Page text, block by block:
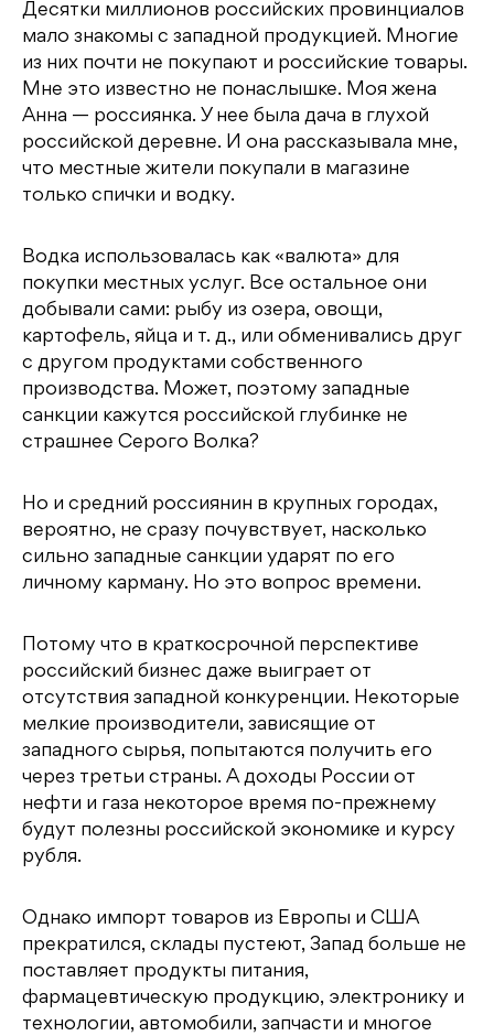
Десятки миллионов российских провинциалов
мало знакомы с западной продукцией. Многие
из них почти не покупают и российские товары.
Мне это известно не понаслышке. Моя жена
Анна — россиянка. У нее была дача в глухой
российской деревне. И она рассказывала мне,
что местные жители покупали в магазине
только спички и водку.
Водка использовалась как «валюта» для
покупки местных услуг. Все остальное они
добывали сами: рыбу из озера, овощи,
картофель, яйца и т. д., или обменивались друг
с другом продуктами собственного
производства. Может, поэтому западные
санкции кажутся российской глубинке не
страшнее Серого Волка?
Но и средний россиянин в крупных городах,
вероятно, не сразу почувствует, насколько
сильно западные санкции ударят по его
личному карману. Но это вопрос времени.
Потому что в краткосрочной перспективе
российский бизнес даже выиграет от
отсутствия западной конкуренции. Некоторые
мелкие производители, зависящие от
западного сырья, попытаются получить его
через третьи страны. А доходы России от
нефти и газа некоторое время по-прежнему
будут полезны российской экономике и курсу
рубля.
Однако импорт товаров из Европы и США
прекратился, склады пустеют, Запад больше не
поставляет продукты питания,
фармацевтическую продукцию, электронику и
технологии, автомобили, запчасти и многое